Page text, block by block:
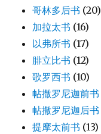
哥林多后书 (20)
加拉太书 (16)
以弗所书 (17)
腓立比书 (12)
歌罗西书 (10)
帖撒罗尼迦前书
帖撒罗尼迦后书
提摩太前书 (13)